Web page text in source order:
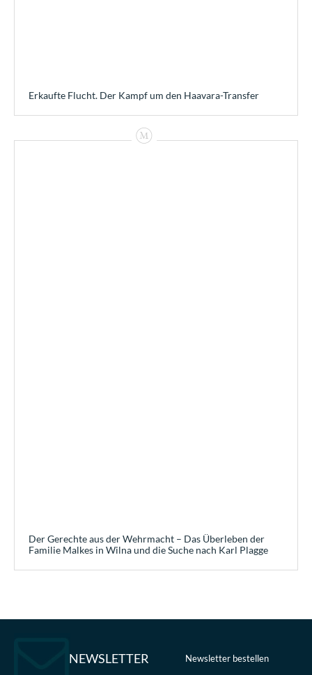
Erkaufte Flucht. Der Kampf um den Haavara-Transfer
Der Gerechte aus der Wehrmacht – Das Überleben der
Familie Malkes in Wilna und die Suche nach Karl Plagge
NEWSLETTER Newsletter bestellen